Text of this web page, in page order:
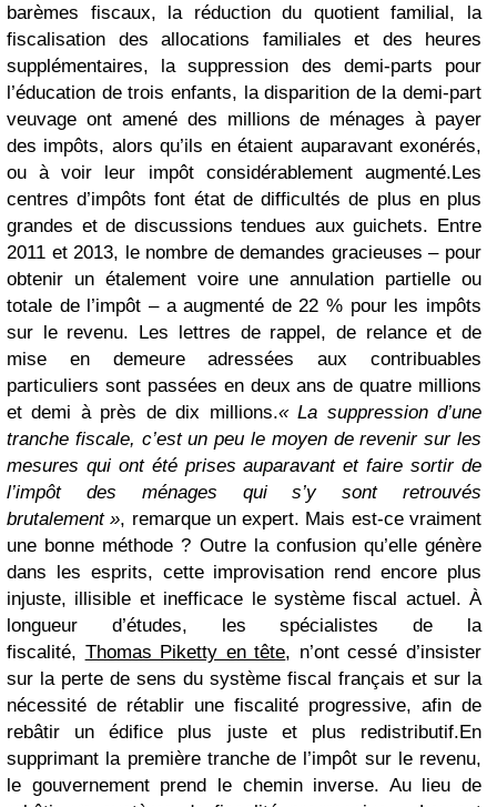
barèmes fiscaux, la réduction du quotient familial, la
fiscalisation des allocations familiales et des heures
supplémentaires, la suppression des demi-parts pour
l’éducation de trois enfants, la disparition de la demi-part
veuvage ont amené des millions de ménages à payer
des impôts, alors qu’ils en étaient auparavant exonérés,
ou à voir leur impôt considérablement augmenté.Les
centres d’impôts font état de difficultés de plus en plus
grandes et de discussions tendues aux guichets. Entre
2011 et 2013, le nombre de demandes gracieuses – pour
obtenir un étalement voire une annulation partielle ou
totale de l’impôt – a augmenté de 22 % pour les impôts
sur le revenu. Les lettres de rappel, de relance et de
mise en demeure adressées aux contribuables
particuliers sont passées en deux ans de quatre millions
et demi à près de dix millions.« La suppression d’une
tranche fiscale, c’est un peu le moyen de revenir sur les
mesures qui ont été prises auparavant et faire sortir de
l’impôt des ménages qui s’y sont retrouvés
brutalement », remarque un expert. Mais est-ce vraiment
une bonne méthode ? Outre la confusion qu’elle génère
dans les esprits, cette improvisation rend encore plus
injuste, illisible et inefficace le système fiscal actuel. À
longueur d’études, les spécialistes de la
fiscalité, Thomas Piketty en tête, n’ont cessé d’insister
sur la perte de sens du système fiscal français et sur la
nécessité de rétablir une fiscalité progressive, afin de
rebâtir un édifice plus juste et plus redistributif.En
supprimant la première tranche de l’impôt sur le revenu,
le gouvernement prend le chemin inverse. Au lieu de